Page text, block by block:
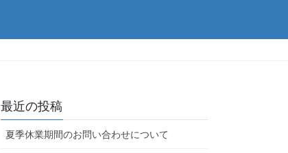
最近の投稿
夏季休業期間のお問い合わせについて